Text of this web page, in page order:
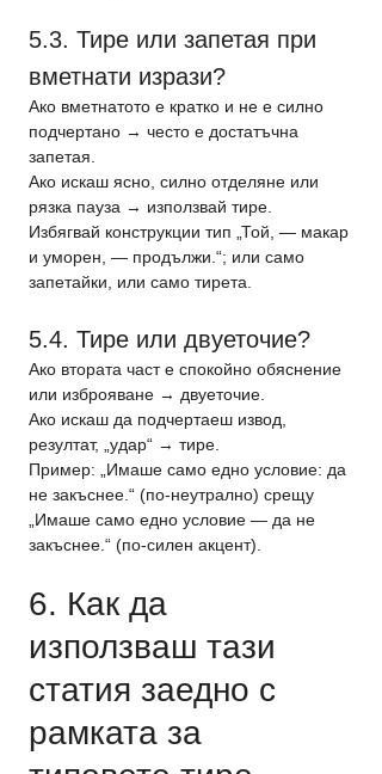
5.3. Тире или запетая при
вметнати изрази?
Ако вметнатото е кратко и не е силно
подчертано → често е достатъчна
запетая.
Ако искаш ясно, силно отделяне или
рязка пауза → използвай тире.
Избягвай конструкции тип „Той, — макар
и уморен, — продължи.“; или само
запетайки, или само тирета.
5.4. Тире или двуеточие?
Ако втората част е спокойно обяснение
или изброяване → двуеточие.
Ако искаш да подчертаеш извод,
резултат, „удар“ → тире.
Пример: „Имаше само едно условие: да
не закъснее.“ (по-неутрално) срещу
„Имаше само едно условие — да не
закъснее.“ (по-силен акцент).
6. Как да
използваш тази
статия заедно с
рамката за